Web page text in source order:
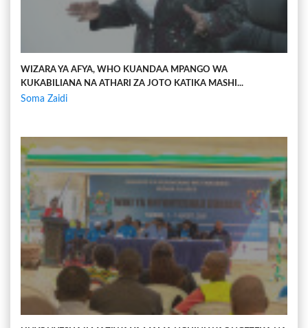
WIZARA YA AFYA, WHO KUANDAA MPANGO WA
KUKABILIANA NA ATHARI ZA JOTO KATIKA MASHI...
Soma Zaidi